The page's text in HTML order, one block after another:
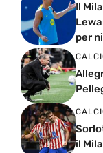
Il
per
il